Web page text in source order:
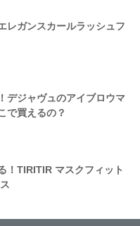
レガンスカールラッシュフ
デジャヴュのアイブロウマ
で買えるの？
！TIRITIR マスクフィット